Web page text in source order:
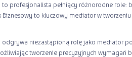
to profesjonalista pełniący różnorodne role:
Biznesowy to kluczowy mediator w
odgrywa niezastąpioną rolę jako mediator
tworzenie precyzyjnych wymagań